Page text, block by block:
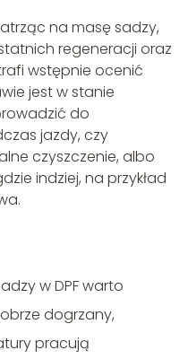
na masę sadzy,
regeneracji oraz
wstępnie ocenić
jest w stanie
do
jazdy, czy
czyszczenie, albo
indziej, na przykład
w DPF warto
dogrzany,
pracują